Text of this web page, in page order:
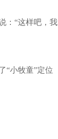
：“这样吧，我
“小牧童”定位